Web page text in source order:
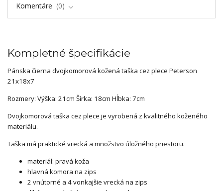
Komentáre
0
Kompletné špecifikácie
Pánska čierna dvojkomorová kožená taška cez plece Peterson
21x18x7
Rozmery: Výška: 21cm Šírka: 18cm Hĺbka: 7cm
Dvojkomorová taška cez plece je vyrobená z kvalitného koženého
materiálu.
Taška má praktické vrecká a množstvo úložného priestoru.
materiál: pravá koža
hlavná komora na zips
2 vnútorné a 4 vonkajšie vrecká na zips